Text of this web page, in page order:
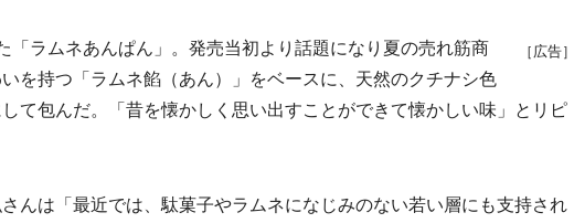
［広告］
ラムネあんぱん」。発売当初より話題になり夏の売れ筋商
を持つ「ラムネ餡（あん）」をベースに、天然のクチナシ色
て包んだ。「昔を懐かしく思い出すことができて懐かしい味」とリピ
んは「最近では、駄菓子やラムネになじみのない若い層にも支持され